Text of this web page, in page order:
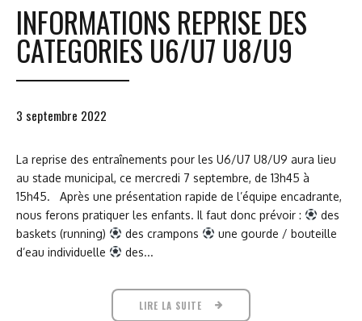
INFORMATIONS REPRISE DES
CATEGORIES U6/U7 U8/U9
3 septembre 2022
La reprise des entraînements pour les U6/U7 U8/U9 aura lieu
au stade municipal, ce mercredi 7 septembre, de 13h45 à
15h45. Après une présentation rapide de l’équipe encadrante,
nous ferons pratiquer les enfants. Il faut donc prévoir :
des
baskets (running)
des crampons
une gourde / bouteille
d’eau individuelle
des...
LIRE LA SUITE